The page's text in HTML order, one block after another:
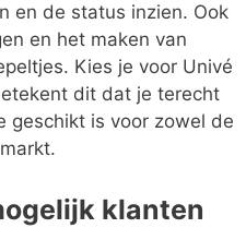
en de status inzien. Ook
en het maken van
Kies je voor Univé
dit dat je terecht
geschikt is voor zowel de
klanten